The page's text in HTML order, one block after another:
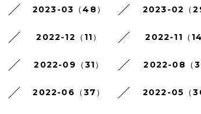
2023-03（48） 2023-02（
2022-12（11） 2022-11（14
2022-09（31） 2022-08（31
2022-06（37） 2022-05（